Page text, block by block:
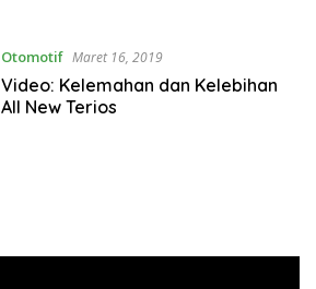
Otomotif Maret 16, 2019
Video: Kelemahan dan Kelebihan
All New Terios